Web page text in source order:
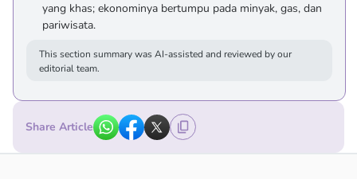
yang khas; ekonominya bertumpu pada minyak, gas, dan
pariwisata.
This section summary was AI-assisted and reviewed by our
editorial team.
Share Article